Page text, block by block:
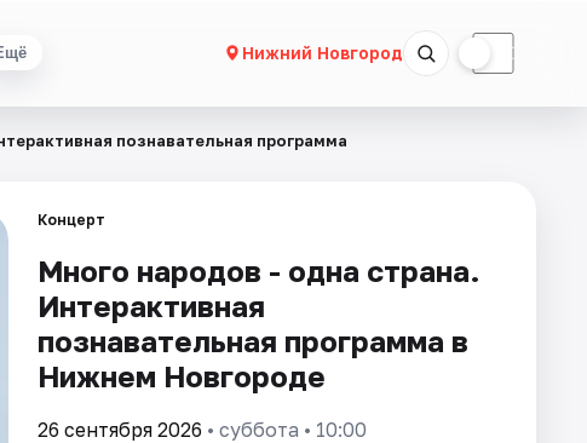
Нижний Новгород ☾
познавательная программа
Концерт
Много народов - одна страна.
Интерактивная
познавательная программа в
Нижнем Новгороде
26 сентября 2026 • суббота • 10:00